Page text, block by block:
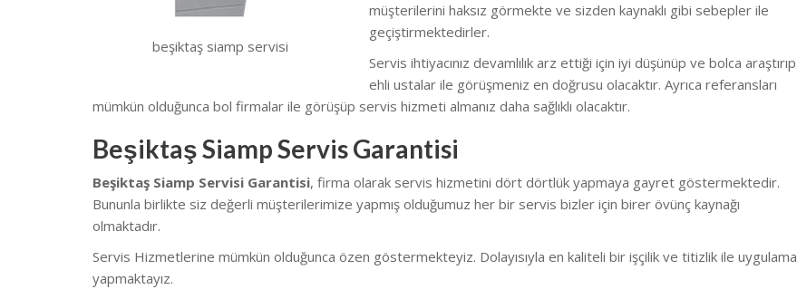
beşiktaş siamp servisi
müşterilerini haksız görmekte ve sizden kaynaklı gibi sebepler ile
geçiştirmektedirler.
Servis ihtiyacınız devamlılık arz ettiği için iyi düşünüp ve bolca araştırıp
ehli ustalar ile görüşmeniz en doğrusu olacaktır. Ayrıca referansları
mümkün olduğunca bol firmalar ile görüşüp servis hizmeti almanız daha sağlıklı olacaktır.
Beşiktaş Siamp Servis Garantisi
Beşiktaş Siamp Servisi Garantisi, firma olarak servis hizmetini dört dörtlük yapmaya gayret göstermektedir.
Bununla birlikte siz değerli müşterilerimize yapmış olduğumuz her bir servis bizler için birer övünç kaynağı
olmaktadır.
Servis Hizmetlerine mümkün olduğunca özen göstermekteyiz. Dolayısıyla en kaliteli bir işçilik ve titizlik ile uygulama
yapmaktayız.